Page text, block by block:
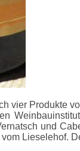
vier Produkte
und
Lieselehof.